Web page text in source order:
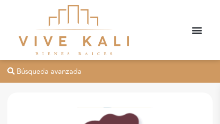
Búsqueda avanzada